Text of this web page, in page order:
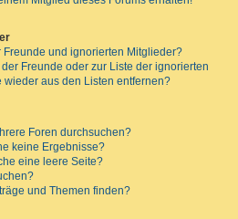
und ignorierten Mitglieder?
Freunde oder zur Liste der ignorierten
aus den Listen entfernen?
Foren durchsuchen?
keine Ergebnisse?
eine leere Seite?
und Themen finden?